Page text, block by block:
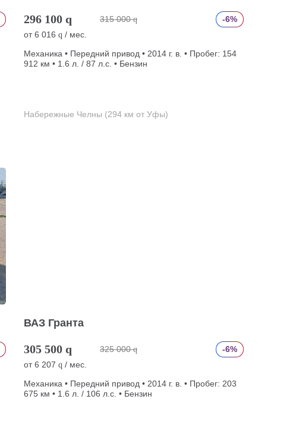
296 100 q 315 000 q
-6%
от6 016 q / мес.
Механика • Передний привод • 2014 г. в. • Пробег: 154
912 км • 1.6 л. / 87 л.с. • Бензин
Набережные Челны (294 км от Уфы)
ВАЗ Гранта
305 500 q 325 000 q
-6%
от6 207 q / мес.
Механика • Передний привод • 2014 г. в. • Пробег: 203
675 км • 1.6 л. / 106 л.с. • Бензин